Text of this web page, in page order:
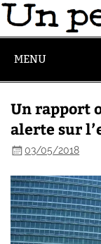
MENU
Un rapport
alerte sur
03/05/2018